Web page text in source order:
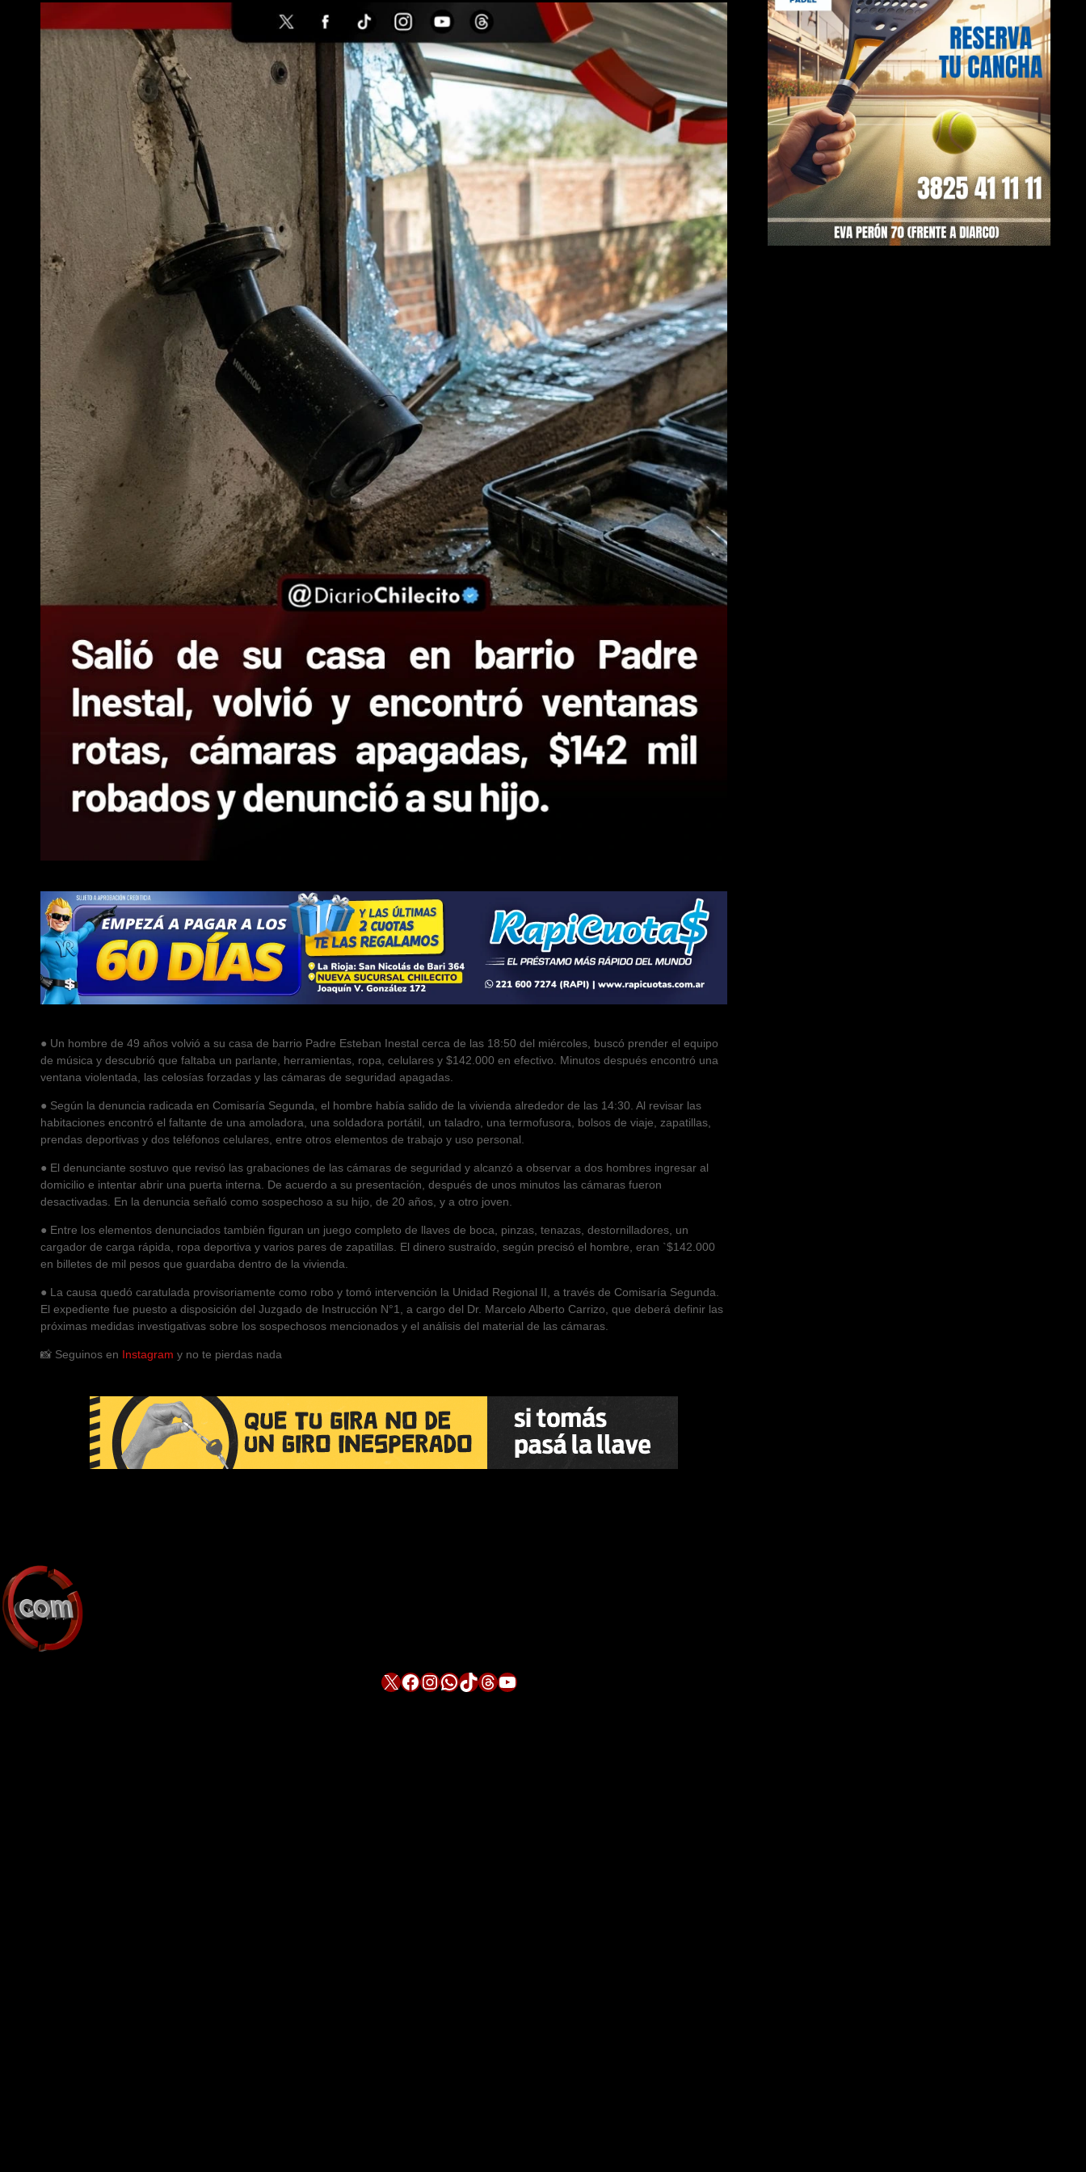
● Un hombre de 49 años volvió a su casa de barrio Padre Esteban Inestal cerca de las 18:50 del miércoles, buscó prender el equipo
de música y descubrió que faltaba un parlante, herramientas, ropa, celulares y $142.000 en efectivo. Minutos después encontró una
ventana violentada, las celosías forzadas y las cámaras de seguridad apagadas.
● Según la denuncia radicada en Comisaría Segunda, el hombre había salido de la vivienda alrededor de las 14:30. Al revisar las
habitaciones encontró el faltante de una amoladora, una soldadora portátil, un taladro, una termofusora, bolsos de viaje, zapatillas,
prendas deportivas y dos teléfonos celulares, entre otros elementos de trabajo y uso personal.
● El denunciante sostuvo que revisó las grabaciones de las cámaras de seguridad y alcanzó a observar a dos hombres ingresar al
domicilio e intentar abrir una puerta interna. De acuerdo a su presentación, después de unos minutos las cámaras fueron
desactivadas. En la denuncia señaló como sospechoso a su hijo, de 20 años, y a otro joven.
● Entre los elementos denunciados también figuran un juego completo de llaves de boca, pinzas, tenazas, destornilladores, un
cargador de carga rápida, ropa deportiva y varios pares de zapatillas. El dinero sustraído, según precisó el hombre, eran `$142.000
en billetes de mil pesos que guardaba dentro de la vivienda.
● La causa quedó caratulada provisoriamente como robo y tomó intervención la Unidad Regional II, a través de Comisaría Segunda.
El expediente fue puesto a disposición del Juzgado de Instrucción N°1, a cargo del Dr. Marcelo Alberto Carrizo, que deberá definir las
próximas medidas investigativas sobre los sospechosos mencionados y el análisis del material de las cámaras.
📸 Seguinos en Instagram y no te pierdas nada
X Facebook InstagramWhatsApp TikTok Threads YouTube